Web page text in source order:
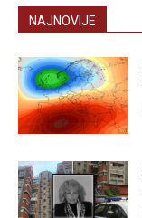
NAJNOVIJE